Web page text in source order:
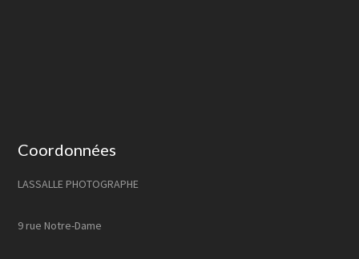
Coordonnées
LASSALLE PHOTOGRAPHE
9 rue Notre-Dame